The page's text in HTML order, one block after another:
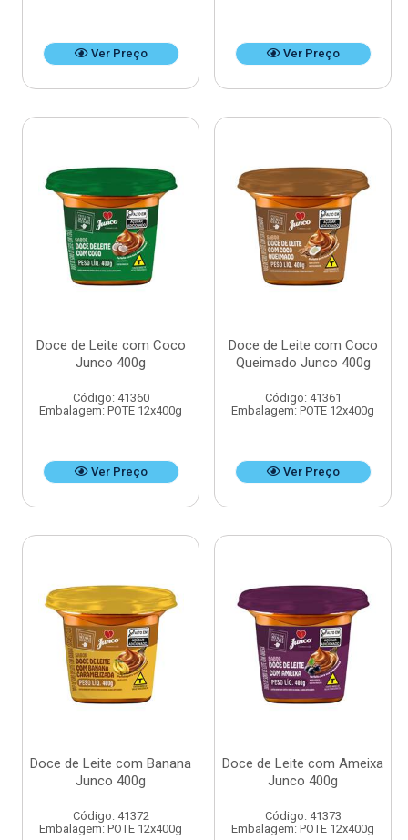
Ver Preço Ver Preço
Doce de Leite com Coco
Junco 400g
Código: 41360
Embalagem: POTE 12x400g
Ver Preço
Doce de Leite com Coco
Queimado Junco 400g
Código: 41361
Embalagem: POTE 12x400g
Ver Preço
Doce de Leite com Banana
Junco 400g
Código: 41372
Embalagem: POTE 12x400g
Doce de Leite com Ameixa
Junco 400g
Código: 41373
Embalagem: POTE 12x400g